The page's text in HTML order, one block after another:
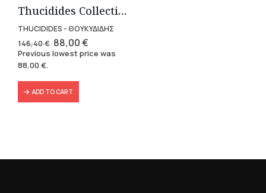
Thucidides Collection – Hardbound Edition (4 volumes)
THUCIDIDES - ΘΟΥΚΥΔΙΔΗΣ
146,40€ Original
price
was:
88,00€Current
price
is:
Previous lowest price was
88,00€.
ADD TO CART